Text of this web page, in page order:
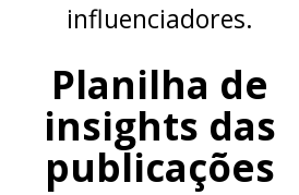
influenciadores.
Planilha de
insights das
publicações